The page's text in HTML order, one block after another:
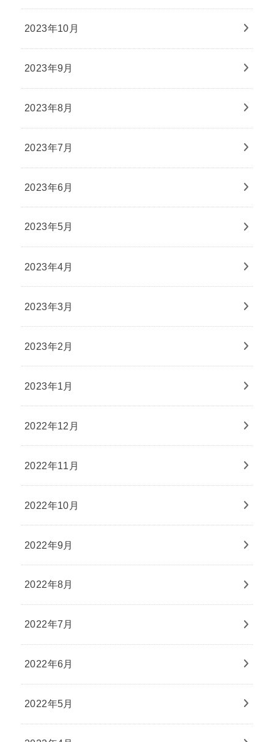
2023年10月
2023年9月
2023年8月
2023年7月
2023年6月
2023年5月
2023年4月
2023年3月
2023年2月
2023年1月
2022年12月
2022年11月
2022年10月
2022年9月
2022年8月
2022年7月
2022年6月
2022年5月